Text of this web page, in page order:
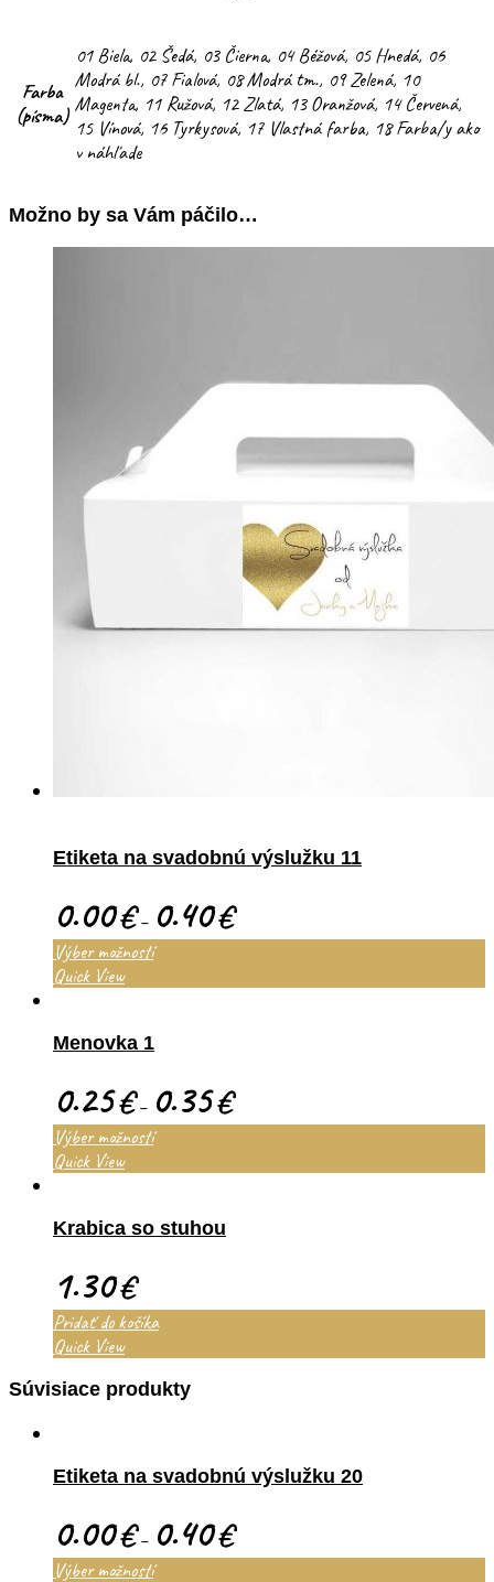
Farba
(písma)
01 Biela, 02 Šedá, 03 Čierna, 04 Béžová, 05 Hnedá, 06
Modrá bl., 07 Fialová, 08 Modrá tm., 09 Zelená, 10
Magenta, 11 Ružová, 12 Zlatá, 13 Oranžová, 14 Červená,
15 Vínová, 16 Tyrkysová, 17 Vlastná farba, 18 Farba/y ako
v náhľade
Možno by sa Vám páčilo…
Etiketa na svadobnú výslužku 11
0.00€– 0.40€
Výber možností
Quick View
Menovka 1
0.25€– 0.35€
Výber možností
Quick View
Krabica so stuhou
1.30€
Pridať do košíka
Quick View
Súvisiace produkty
Etiketa na svadobnú výslužku 20
0.00€– 0.40€
Výber možností